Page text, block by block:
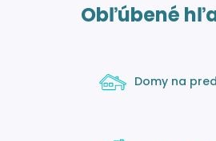
Obľúbené
Domy na